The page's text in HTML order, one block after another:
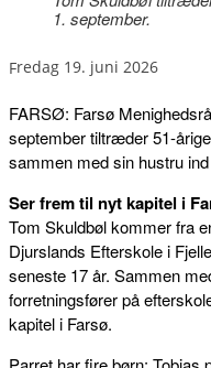
1. september.
fredag 19. juni 2026
FARSØ: Farsø
september tiltræder 51-
sammen med sin hustru
Ser frem til nyt kapitel i
Tom Skuldbøl kommer fra
Djurslands Efterskole i
seneste 17 år. Sammen
forretningsfører på
kapitel i Farsø.